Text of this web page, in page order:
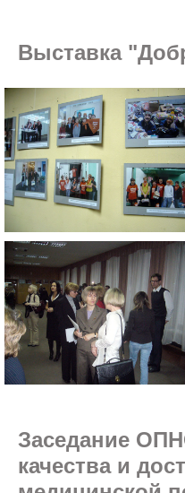
Выставка
Заседание
качества и